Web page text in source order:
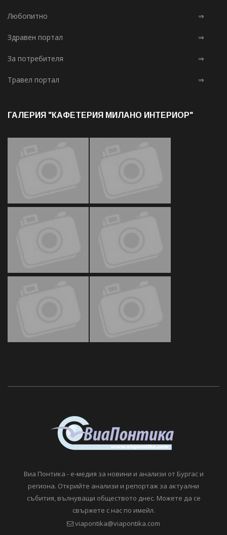
Любопитно ⇒
Здравен портал ⇒
За потребителя ⇒
Травел портал ⇒
ГАЛЕРИЯ "КАФЕТЕРИЯ МИЛАНО ИНТЕРИОР"
Виа Понтика - е-медия за новини и анализи от Бургас и
региона. Открийте анализи и репортаж за актуални
събития, вълнуващи обществото днес. Можете да се
свържете с нас по имейл.
viapontika@viapontika.com